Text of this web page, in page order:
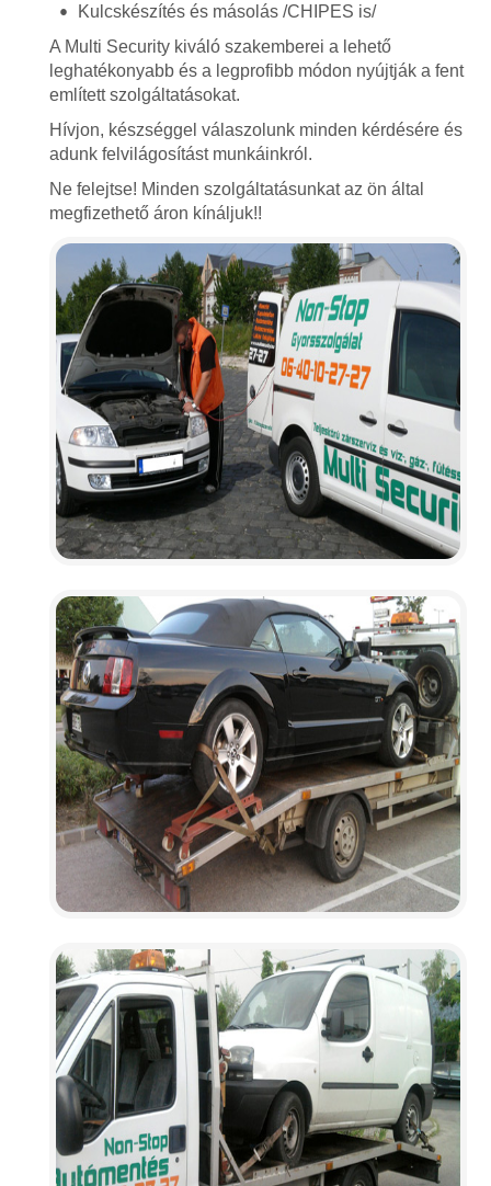
Kulcskészítés és másolás /CHIPES is/
A Multi Security kiváló szakemberei a lehető
leghatékonyabb és a legprofibb módon nyújtják a fent
említett szolgáltatásokat.
Hívjon, készséggel válaszolunk minden kérdésére és
adunk felvilágosítást munkáinkról.
Ne felejtse! Minden szolgáltatásunkat az ön által
megfizethető áron kínáljuk!!